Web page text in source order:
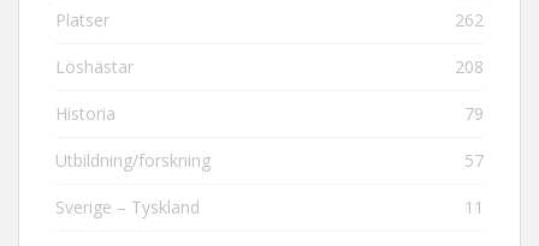
Platser 262
Löshästar 208
Historia 79
Utbildning/forskning 57
Sverige – Tyskland 11